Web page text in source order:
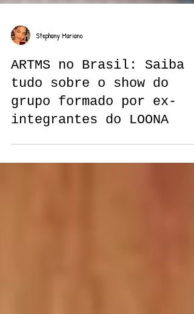
Stephany Mariano
ARTMS no Brasil: Saiba
tudo sobre o show do
grupo formado por ex-
integrantes do LOONA